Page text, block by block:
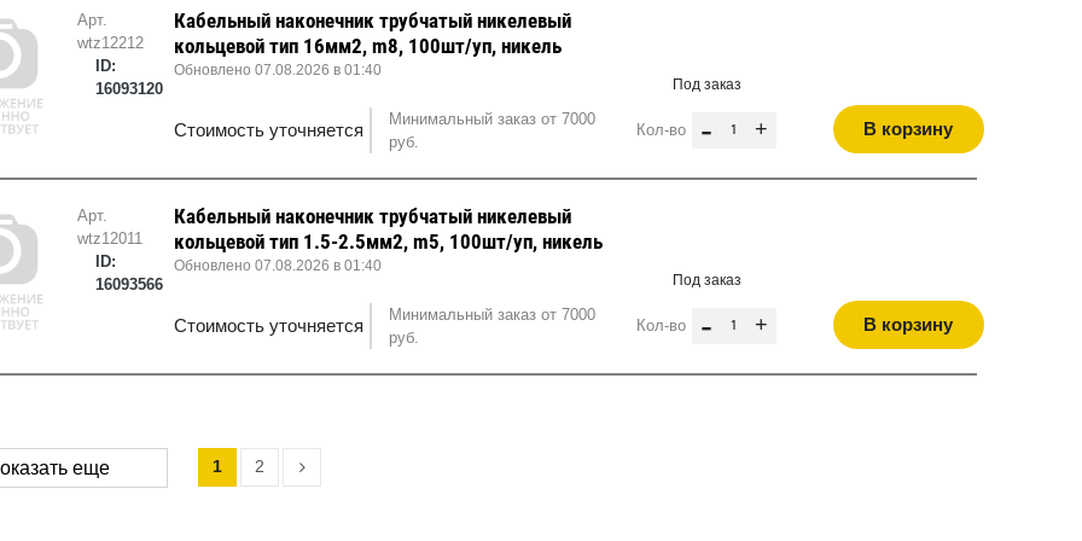
Арт.
wtz12212
ID:
16093120
Кабельный наконечник трубчатый никелевый
кольцевой тип 16мм2, m8, 100шт/уп, никель
Обновлено 07.08.2026 в 01:40
Стоимость уточняется
Минимальный заказ от 7000
руб.
Под заказ
Кол-во - + В корзину
Арт.
wtz12011
ID:
16093566
Кабельный наконечник трубчатый никелевый
кольцевой тип 1.5-2.5мм2, m5, 100шт/уп, никель
Обновлено 07.08.2026 в 01:40
Стоимость уточняется
Минимальный заказ от 7000
руб.
Под заказ
Кол-во - + В корзину
еще 1 2